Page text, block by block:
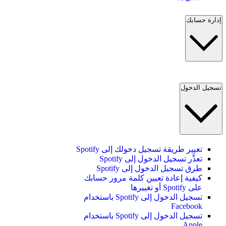
إدارة حسابك
تسجيل الدخول
تغيير طريقة تسجيل دخولك إلى Spotify
تعذَّر تسجيل الدخول إلى Spotify
طرق تسجيل الدخول إلى Spotify
كيفية إعادة تعيين كلمة مرور حسابك
على Spotify أو تغييرها
تسجيل الدخول إلى Spotify باستخدام
Facebook
تسجيل الدخول إلى Spotify باستخدام